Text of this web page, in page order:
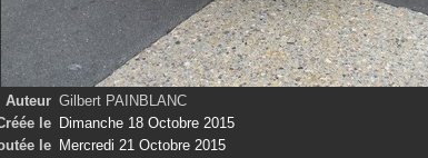
Auteur Gilbert PAINBLANC
le Dimanche 18 Octobre 2015
le Mercredi 21 Octobre 2015